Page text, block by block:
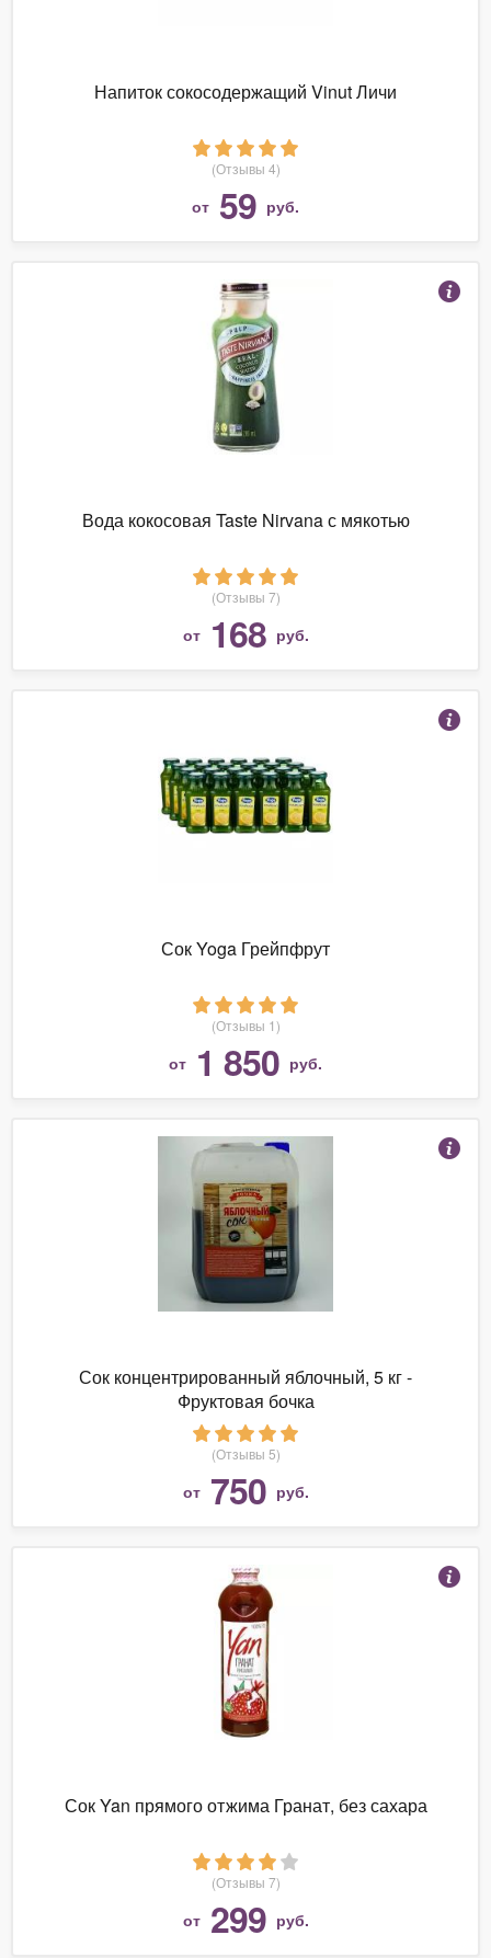
Напиток сокосодержащий Vinut Личи
(Отзывы 4)
от 59 руб.
Вода кокосовая Taste Nirvana с мякотью
(Отзывы 7)
от 168 руб.
Сок Yoga Грейпфрут
(Отзывы 1)
от 1 850 руб.
Сок концентрированный яблочный, 5 кг -
Фруктовая бочка
(Отзывы 5)
от 750 руб.
Сок Yan прямого отжима Гранат, без сахара
(Отзывы 7)
от 299 руб.